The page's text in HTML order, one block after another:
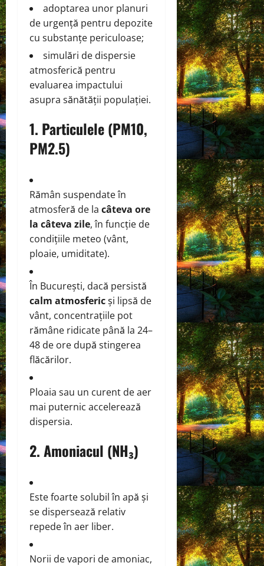
adoptarea unor planuri
de urgență pentru depozite
cu substanțe periculoase;
simulări de dispersie
atmosferică pentru
evaluarea impactului
asupra sănătății populației.
1. Particulele (PM10,
PM2.5)
Rămân suspendate în
atmosferă de la câteva ore
la câteva zile, în funcție de
condițiile meteo (vânt,
ploaie, umiditate).
În București, dacă persistă
calm atmosfericși lipsă de
vânt, concentrațiile pot
rămâne ridicate până la 24–
48 de ore după stingerea
flăcărilor.
Ploaia sau un curent de aer
mai puternic accelerează
dispersia.
2.Amoniacul (NH₃)
Este foarte solubil în apă și
se dispersează relativ
repede în aer liber.
Norii de vapori de amoniac,